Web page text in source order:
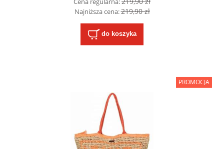
Najniższa cena:219,90 zł
do koszyka
PROMOCJA